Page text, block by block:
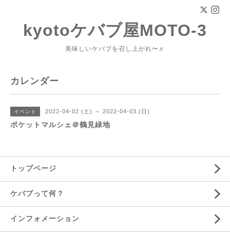
kyotoケバブ屋MOTO-3
美味しいケバブを召し上がれ〜♬
カレンダー
イベント 2022-04-02 (土) ～ 2022-04-03 (日)
ポケットマルシェ＠鶴見緑地
トップページ
ケバブって何？
インフォメーション